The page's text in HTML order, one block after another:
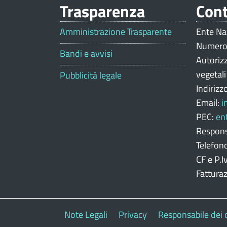
Trasparenza
Amministrazione Trasparente
Bandi e avvisi
Pubblicità legale
Ente
Email:
PEC:
CF e
Note Legali Privacy Responsabile